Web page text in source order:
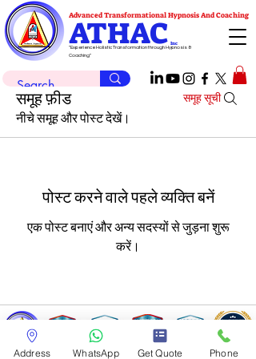
ATHAC
Advanced Transformational Hypnosis And Coaching
"Experience Holistic Transformation through Hypnosis &
Coaching"
Inc
समूह फ़ीड समूह सूची
नीचे समूह और पोस्ट देखें।
पोस्ट करने वाले पहले व्यक्ति बनें
एक पोस्ट बनाएं और अन्य सदस्यों से जुड़ना शुरू
करें।
holistic@athachypnosis.com
Address WhatsApp Get Quote Phone